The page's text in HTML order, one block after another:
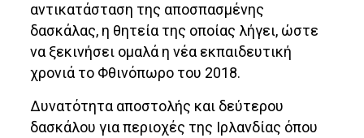
αντικατάσταση της αποσπασμένης
δασκάλας, η θητεία της οποίας λήγει, ώστε
να ξεκινήσει ομαλά η νέα εκπαιδευτική
χρονιά το Φθινόπωρο του 2018.
Δυνατότητα αποστολής και δεύτερου
δασκάλου για περιοχές της Ιρλανδίας όπου